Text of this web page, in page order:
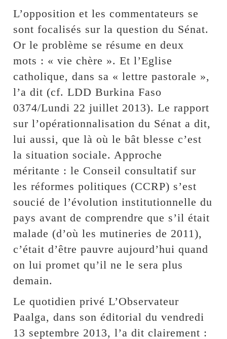
L’opposition et les commentateurs se
sont focalisés sur la question du Sénat.
Or le problème se résume en deux
mots : « vie chère ». Et l’Eglise
catholique, dans sa « lettre pastorale »,
l’a dit (cf. LDD Burkina Faso
0374/Lundi 22 juillet 2013). Le rapport
sur l’opérationnalisation du Sénat a dit,
lui aussi, que là où le bât blesse c’est
la situation sociale. Approche
méritante : le Conseil consultatif sur
les réformes politiques (CCRP) s’est
soucié de l’évolution institutionnelle du
pays avant de comprendre que s’il était
malade (d’où les mutineries de 2011),
c’était d’être pauvre aujourd’hui quand
on lui promet qu’il ne le sera plus
demain.
Le quotidien privé L’Observateur
Paalga, dans son éditorial du vendredi
13 septembre 2013, l’a dit clairement :